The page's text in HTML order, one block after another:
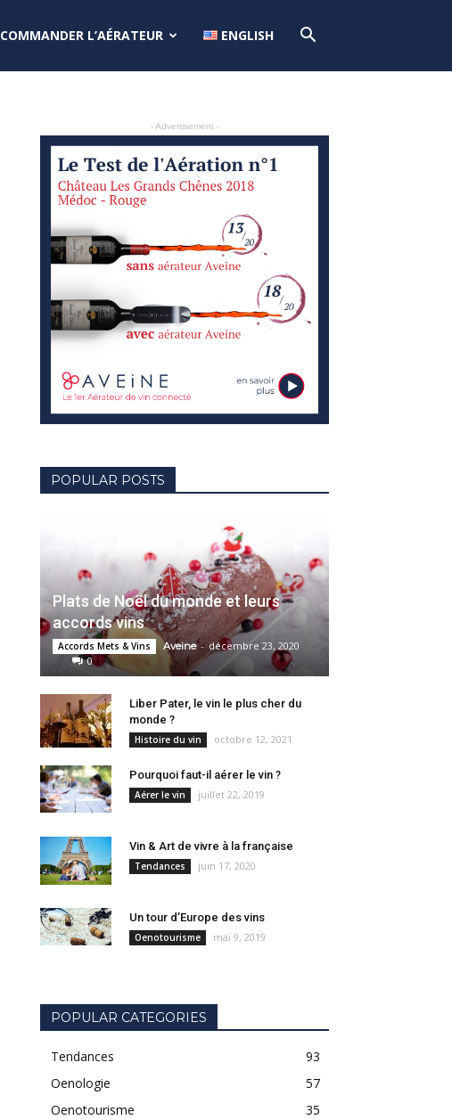
COMMANDER L’AÉRATEUR ENGLISH
- Advertisement -
POPULAR POSTS
Plats de Noël du monde et leurs
accords vins
Accords Mets & Vins Aveine - décembre 23, 2020
0
Liber Pater, le vin le plus cher du
monde ?
Histoire du vin octobre 12, 2021
Pourquoi faut-il aérer le vin ?
Aérer le vin juillet 22, 2019
Vin & Art de vivre à la française
Tendances juin 17, 2020
Un tour d’Europe des vins
Oenotourisme mai 9, 2019
POPULAR CATEGORIES
Tendances
93
Oenologie
57
Oenotourisme
35